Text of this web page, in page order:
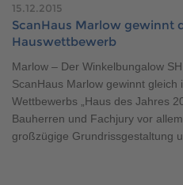
MUSTERHAUS
15.12.2015
ScanHaus Marlow gewinnt
Hauswettbewerb
Marlow – Der Winkelbungalow
ScanHaus Marlow gewinnt gleich
Wettbewerbs „Haus des Jahres
Bauherren und Fachjury vor
großzügige Grundrissgestaltung